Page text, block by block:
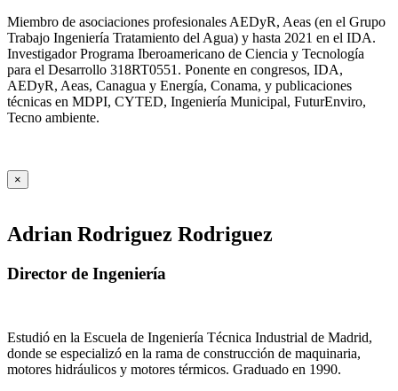
Miembro de asociaciones profesionales AEDyR, Aeas (en el Grupo
Trabajo Ingeniería Tratamiento del Agua) y hasta 2021 en el IDA.
Investigador Programa Iberoamericano de Ciencia y Tecnología
para el Desarrollo 318RT0551. Ponente en congresos, IDA,
AEDyR, Aeas, Canagua y Energía, Conama, y publicaciones
técnicas en MDPI, CYTED, Ingeniería Municipal, FuturEnviro,
Tecno ambiente.
×
Adrian Rodriguez Rodriguez
Director de Ingeniería
Estudió en la Escuela de Ingeniería Técnica Industrial de Madrid,
donde se especializó en la rama de construcción de maquinaria,
motores hidráulicos y motores térmicos. Graduado en 1990.